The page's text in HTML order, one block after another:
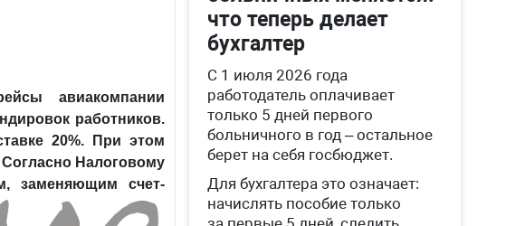
авиакомпании
работников.
20%. При этом
Налоговому
заменяющим счет-
что теперь делает
бухгалтер
С 1 июля 2026 года
работодатель оплачивает
только 5 дней первого
больничного в год – остальное
берет на себя госбюджет.
Для бухгалтера это означает:
начислять пособие только